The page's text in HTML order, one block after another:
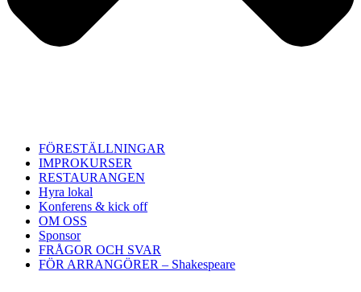
FÖRESTÄLLNINGAR
IMPROKURSER
RESTAURANGEN
Hyra lokal
Konferens & kick off
OM OSS
Sponsor
FRÅGOR OCH SVAR
FÖR ARRANGÖRER – Shakespeare